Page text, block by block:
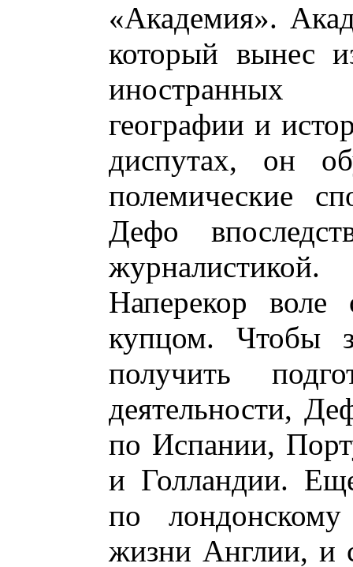
«Академия».
который вынес
иностранных
географии и
диспутах, он
полемические
Дефо
журналистикой.
Наперекор
купцом. Чтобы
получить
деятельности,
по Испании,
и Голландии.
по
жизни Англии, и